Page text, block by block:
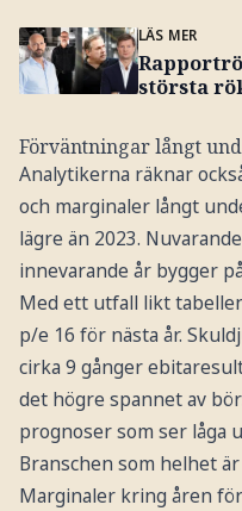
LÄS MER
största
Förväntningar långt
Analytikerna räknar
och marginaler långt
lägre än 2023.
innevarande år bygger
Med ett utfall likt
p/e 16 för nästa år.
cirka 9 gånger
det högre spannet av
prognoser som ser låga
Branschen som helhet
Marginaler kring åren